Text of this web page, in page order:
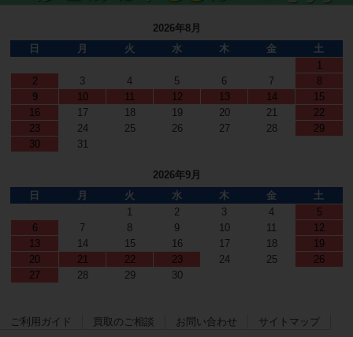
2026年8月
日
月 火 水 木 金
土
1
2
3 4 5 6 7
8
9
10 11 12 13 14
15
16
17 18 19 20 21
22
23
24 25 26 27 28
29
30
31
2026年9月
日
月 火 水 木 金
土
1
2 3 4
5
6
7 8 9 10 11
12
13
14 15 16 17 18
19
20
21 22 23 24 25
26
27
28 29 30
ご利用ガイド 買取のご相談 お問い合わせ サイトマップ